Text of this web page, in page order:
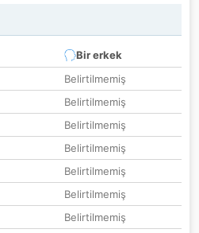
Bir erkek
Belirtilmemiş
Belirtilmemiş
Belirtilmemiş
Belirtilmemiş
Belirtilmemiş
Belirtilmemiş
Belirtilmemiş